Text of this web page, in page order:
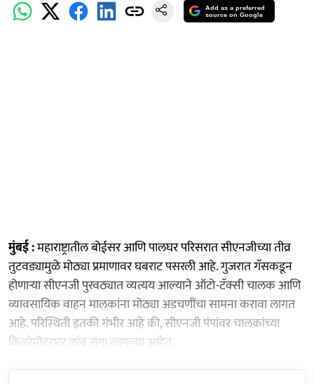
Add as a preferred
source on Google
मुंबई :महाराष्ट्रातील बोईसर आणि पालघर परिसरात सीएनजीच्या तीव्र
तुटवड्यामुळे मोठ्या प्रमाणावर घबराट पसरली आहे. गुजरात गॅसकडून
होणाऱ्या सीएनजी पुरवठ्यात व्यत्यय आल्याने ऑटो-टॅक्सी चालक आणि
व्यावसायिक वाहन मालकांना मोठ्या अडचणींचा सामना करावा लागत
आहे. परिस्थिती इतकी गंभीर आहे की, सीएनजी पंपांवर चालकांच्या
किलोमीटरभर लांब रांगा लागल्या आहेत.